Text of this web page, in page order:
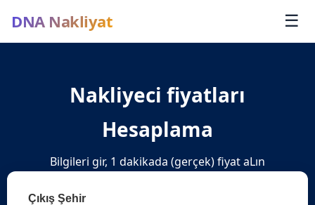
DNA Nakliyat ☰
Nakliyeci fiyatları
Hesaplama
Bilgileri gir, 1 dakikada (gerçek) fiyat aLın
Çıkış Şehir